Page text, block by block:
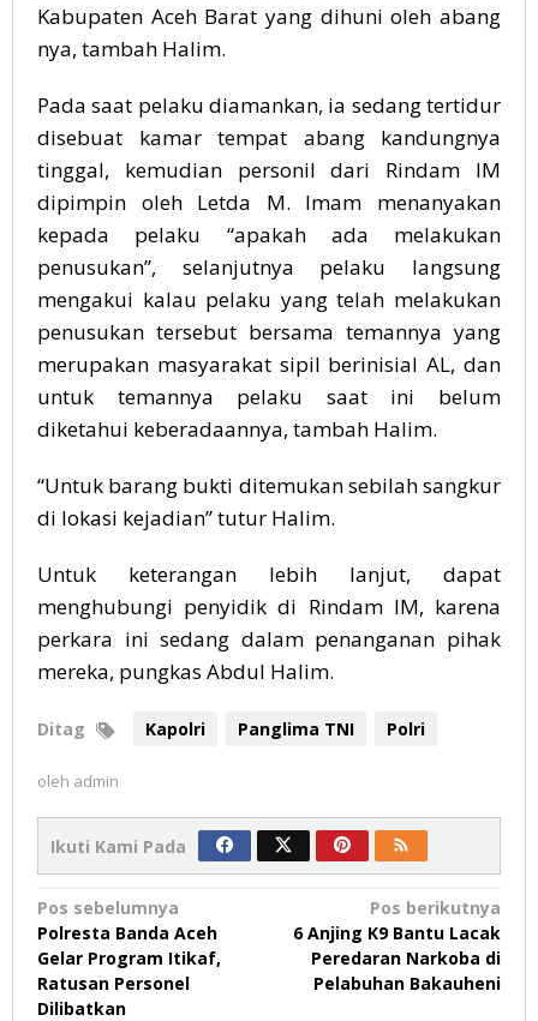
Kabupaten Aceh Barat yang dihuni oleh abang
nya, tambah Halim.
Pada saat pelaku diamankan, ia sedang tertidur
disebuat kamar tempat abang kandungnya
tinggal, kemudian personil dari Rindam IM
dipimpin oleh Letda M. Imam menanyakan
kepada pelaku “apakah ada melakukan
penusukan”, selanjutnya pelaku langsung
mengakui kalau pelaku yang telah melakukan
penusukan tersebut bersama temannya yang
merupakan masyarakat sipil berinisial AL, dan
untuk temannya pelaku saat ini belum
diketahui keberadaannya, tambah Halim.
“Untuk barang bukti ditemukan sebilah sangkur
di lokasi kejadian” tutur Halim.
Untuk keterangan lebih lanjut, dapat
menghubungi penyidik di Rindam IM, karena
perkara ini sedang dalam penanganan pihak
mereka, pungkas Abdul Halim.
Ditag Kapolri Panglima TNI Polri
oleh admin
Ikuti Kami Pada
Navigasi
pos
Pos sebelumnya
Polresta Banda Aceh
Gelar Program Itikaf,
Ratusan Personel
Dilibatkan
Pos berikutnya
6 Anjing K9 Bantu Lacak
Peredaran Narkoba di
Pelabuhan Bakauheni